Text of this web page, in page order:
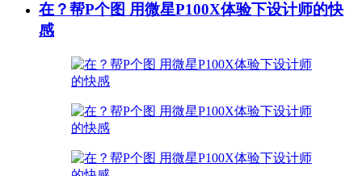
在？帮P个图 用微星P100X体验下设计师的快
感